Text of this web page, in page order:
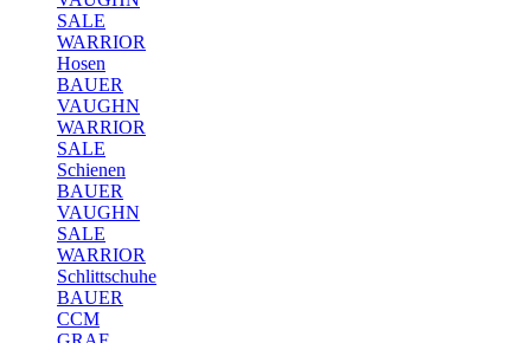
SALE
WARRIOR
Hosen
BAUER
VAUGHN
WARRIOR
SALE
Schienen
BAUER
VAUGHN
SALE
WARRIOR
Schlittschuhe
BAUER
CCM